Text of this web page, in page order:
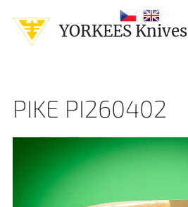
YORKEES Knives
PIKE PI260402